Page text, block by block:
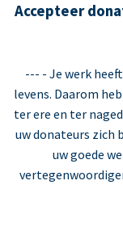
Accepteer
--- - Je werk
levens. Daarom
ter ere en ter
uw donateurs zich
uw goede